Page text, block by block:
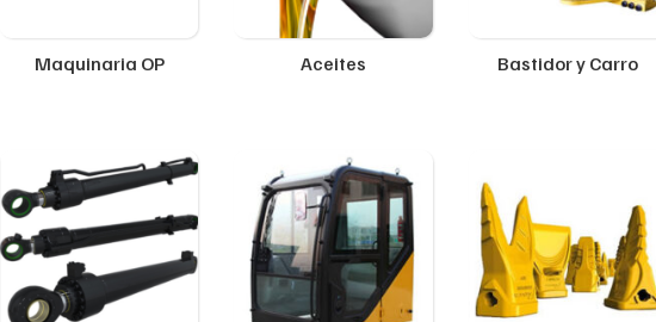
Maquinaria OP Aceites Bastidor y Carro